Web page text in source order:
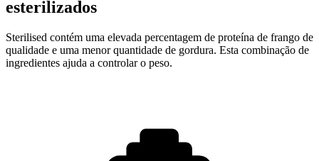
esterilizados
Sterilised contém uma elevada percentagem de proteína de frango de
qualidade e uma menor quantidade de gordura. Esta combinação de
ingredientes ajuda a controlar o peso.